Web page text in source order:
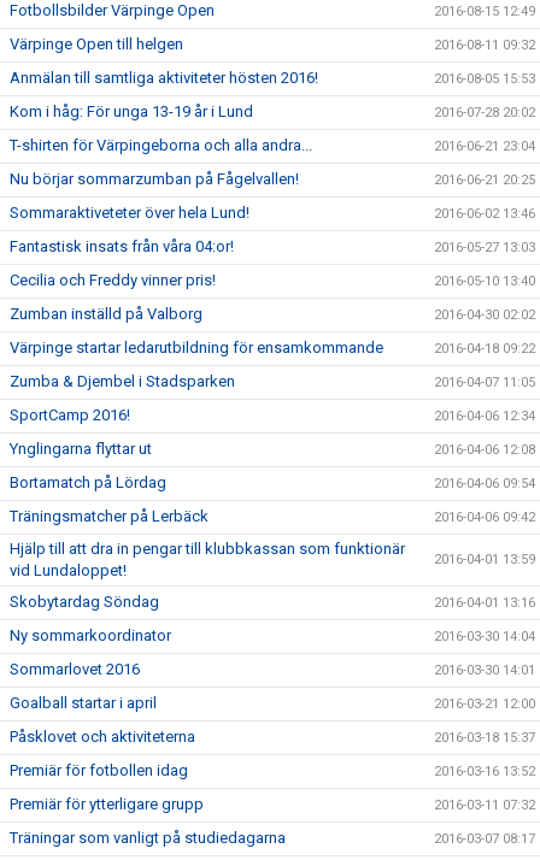
Fotbollsbilder Värpinge Open 2016-08-15 12:49
Värpinge Open till helgen 2016-08-11 09:32
Anmälan till samtliga aktiviteter hösten 2016! 2016-08-05 15:53
Kom i håg: För unga 13-19 år i Lund 2016-07-28 20:02
T-shirten för Värpingeborna och alla andra... 2016-06-21 23:04
Nu börjar sommarzumban på Fågelvallen! 2016-06-21 20:25
Sommaraktiveteter över hela Lund! 2016-06-02 13:46
Fantastisk insats från våra 04:or! 2016-05-27 13:03
Cecilia och Freddy vinner pris! 2016-05-10 13:40
Zumban inställd på Valborg 2016-04-30 02:02
Värpinge startar ledarutbildning för ensamkommande 2016-04-18 09:22
Zumba & Djembel i Stadsparken 2016-04-07 11:05
SportCamp 2016! 2016-04-06 12:34
Ynglingarna flyttar ut 2016-04-06 12:08
Bortamatch på Lördag 2016-04-06 09:54
Träningsmatcher på Lerbäck 2016-04-06 09:42
Hjälp till att dra in pengar till klubbkassan som funktionär
vid Lundaloppet!
2016-04-01 13:59
Skobytardag Söndag 2016-04-01 13:16
Ny sommarkoordinator 2016-03-30 14:04
Sommarlovet 2016 2016-03-30 14:01
Goalball startar i april 2016-03-21 12:00
Påsklovet och aktiviteterna 2016-03-18 15:37
Premiär för fotbollen idag 2016-03-16 13:52
Premiär för ytterligare grupp 2016-03-11 07:32
Träningar som vanligt på studiedagarna 2016-03-07 08:17